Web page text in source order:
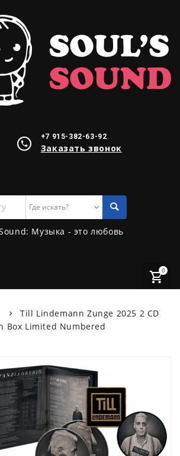
+7 915-382-63-92
Заказать звонок
Музыка - это любовь
0
Till Lindemann Zunge 2025 2 CD
Box Limited Numbered